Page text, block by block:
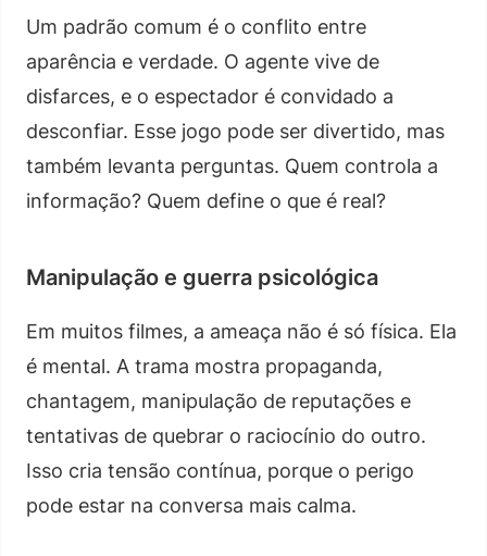
Um padrão comum é o conflito entre
aparência e verdade. O agente vive de
disfarces, e o espectador é convidado a
desconfiar. Esse jogo pode ser divertido, mas
também levanta perguntas. Quem controla a
informação? Quem define o que é real?
Manipulação e guerra psicológica
Em muitos filmes, a ameaça não é só física. Ela
é mental. A trama mostra propaganda,
chantagem, manipulação de reputações e
tentativas de quebrar o raciocínio do outro.
Isso cria tensão contínua, porque o perigo
pode estar na conversa mais calma.